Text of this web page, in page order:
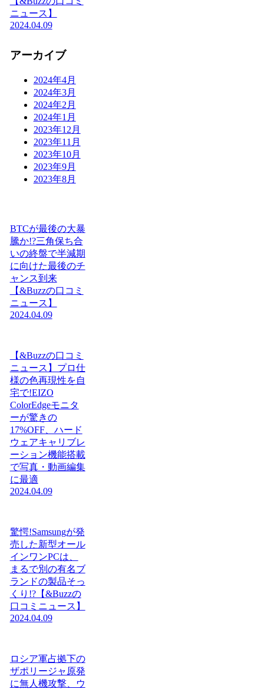
ニュース】
2024.04.09
アーカイブ
2024年4月
2024年3月
2024年2月
2024年1月
2023年12月
2023年11月
2023年10月
2023年9月
2023年8月
BTCが最後の大暴
騰か!?三角保ち合
いの終盤で半減期
に向けた最後のチ
ャンス到来
【&Buzzの口コミ
ニュース】
2024.04.09
【&Buzzの口コミ
ニュース】プロ仕
様の色再現性を自
宅で!EIZO
ColorEdgeモニタ
ーが驚きの
17%OFF、ハード
ウェアキャリブレ
ーション機能搭載
で写真・動画編集
に最適
2024.04.09
驚愕!Samsungが発
売した新型オール
インワンPCは、
まるで別の有名ブ
ランドの製品そっ
くり!?【&Buzzの
口コミニュース】
2024.04.09
ロシア軍占拠下の
ザポリージャ原発
に無人機攻撃、ウ